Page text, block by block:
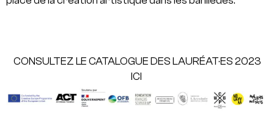
CONSULTEZ LE CATALOGUE DES LAURÉAT·ES 2023
ICI